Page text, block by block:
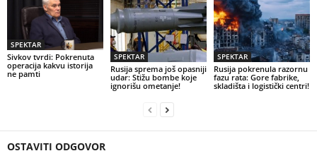
SPEKTAR
Sivkov tvrdi: Pokrenuta
operacija kakvu istorija
ne pamti
SPEKTAR
Rusija sprema još opasniji
udar: Stižu bombe koje
ignorišu ometanje!
SPEKTAR
Rusija pokrenula razornu
fazu rata: Gore fabrike,
skladišta i logistički centri!
OSTAVITI ODGOVOR